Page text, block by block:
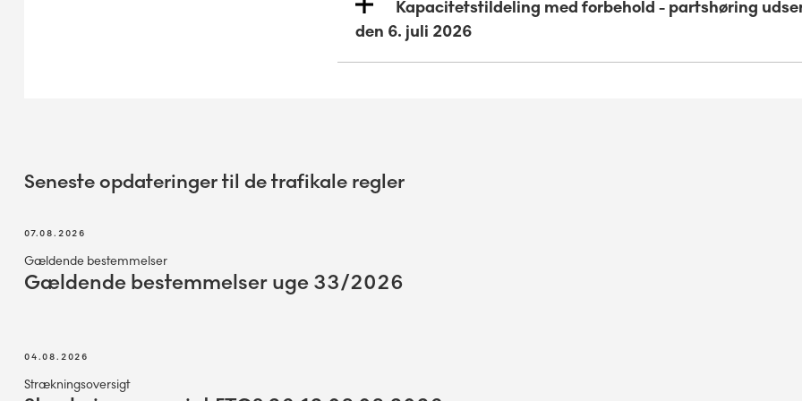
Kapacitetstildeling med forbehold - partshøring
den 6. juli 2026
Seneste opdateringer til de trafikale regler
07.08.2026
Gældende bestemmelser
Gældende bestemmelser uge 33/2026
04.08.2026
Strækningsoversigt